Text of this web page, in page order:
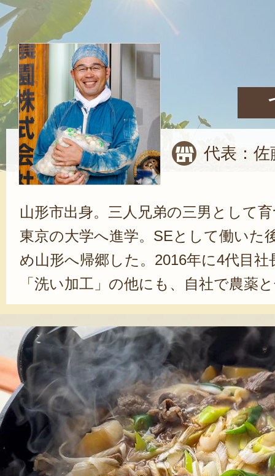
代表：佐
山形市出身。三人兄弟の三男として
東京の大学へ進学。SEとして働いた
め山形へ帰郷した。2016年に4代目社
「洗い加工」の他にも、自社で農薬
い里芋栽培に着手。「『農薬を使っ
い』と、お客様に言われたのがきっ
話す。里芋が主役の「芋煮」の発信
チンカーを始めたり、海外の県人会
と、精力的に活動している。